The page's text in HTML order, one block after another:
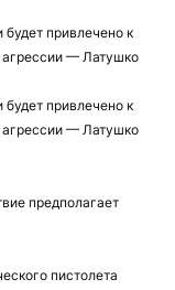
привлечено к
агрессии — Латушко
привлечено к
агрессии — Латушко
предполагает
пистолета